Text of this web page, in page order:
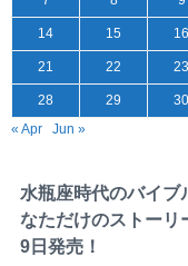
14 15 16
21 22 23
28 29 30
« Apr
Jun »
水瓶座時代のバイブ
なただけのストーリ
9日発売！